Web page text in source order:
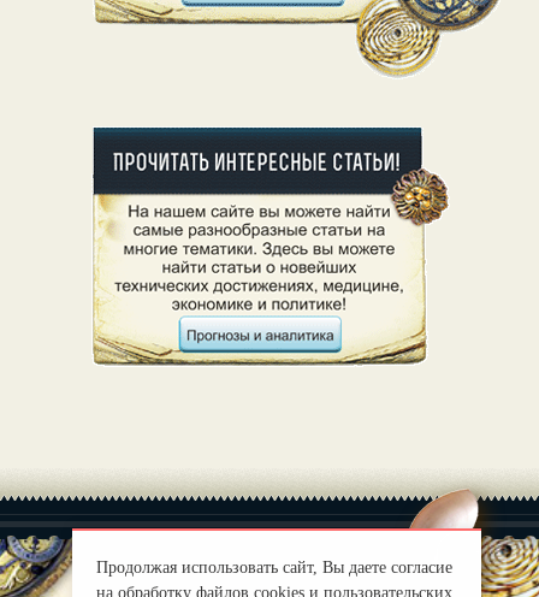
Продолжая использовать сайт, Вы даете согласие
на обработку файлов cookies и пользовательских